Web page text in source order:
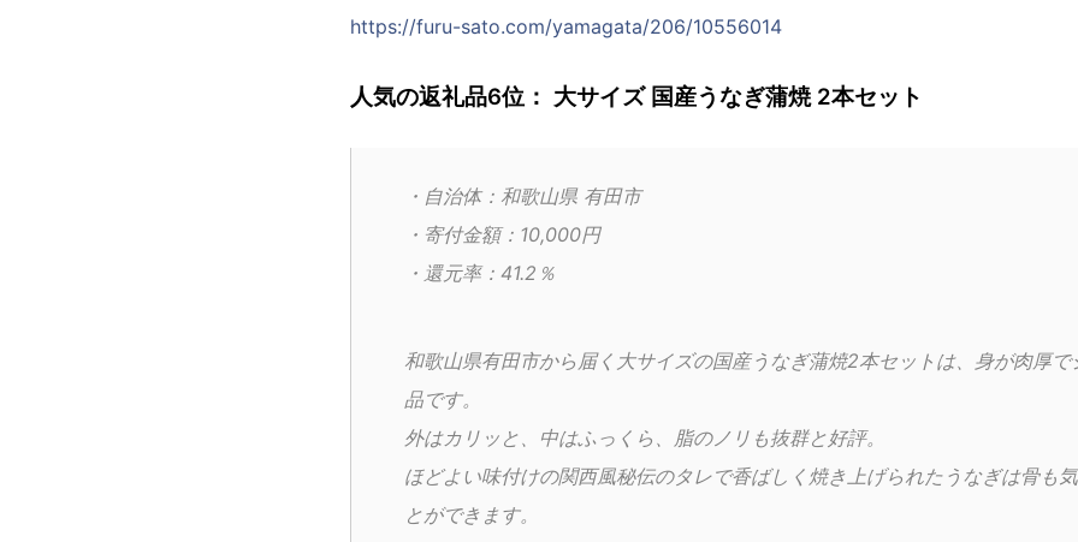
https://furu-sato.com/yamagata/206/10556014
人気の返礼品6位： 大サイズ 国産うなぎ蒲焼 2本セット
・自治体：和歌山県 有田市
・寄付金額：10,000円
・還元率：41.2％
和歌山県有田市から届く大サイズの国産うなぎ蒲焼2本セットは、身が肉厚で
品です。
外はカリッと、中はふっくら、脂のノリも抜群と好評。
ほどよい味付けの関西風秘伝のタレで香ばしく焼き上げられたうなぎは骨も
とができます。